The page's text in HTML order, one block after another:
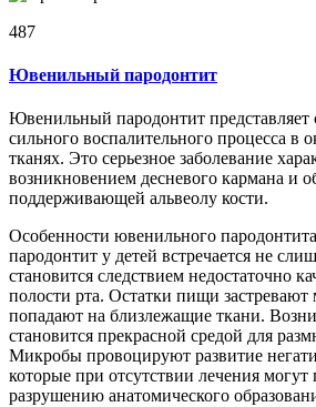
487
Ювенильный пародонтит
Ювенильный пародонтит представляет
сильного воспалительного процесса в
тканях. Это серьезное заболевание
возникновением десневого кармана и
поддерживающей альвеолу кости.
Особенности ювенильного
пародонтит у детей встречается не
становится следствием недостаточно
полости рта. Остатки пищи
попадают на близлежащие ткани.
становится прекрасной средой для
Микробы провоцируют развитие
которые при отсутствии лечения могут
разрушению анатомического